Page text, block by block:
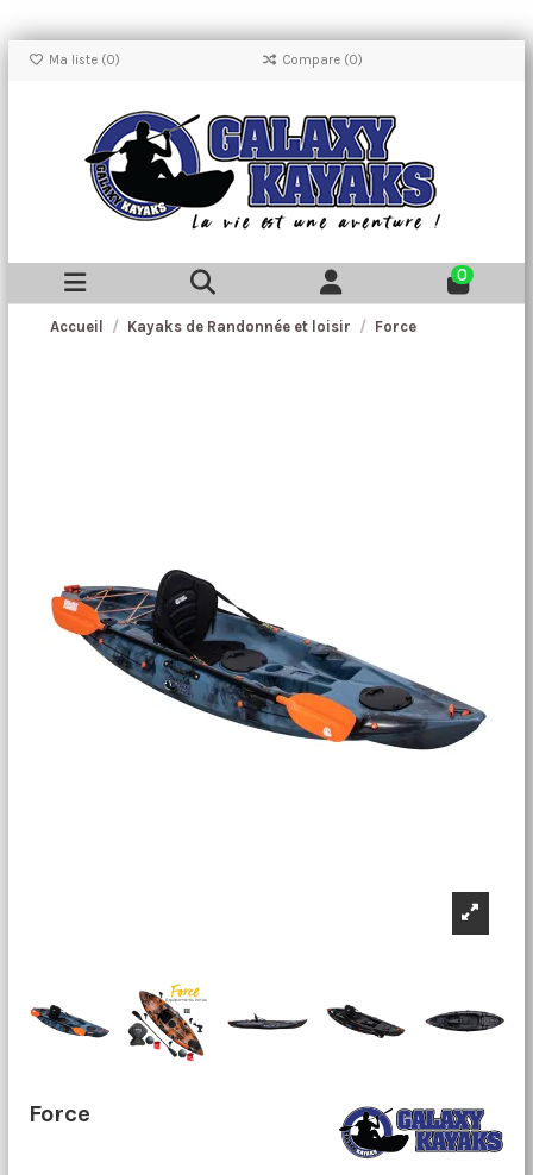
Ma liste (0) Compare (0)
0
Accueil Kayaks de Randonnée et loisir Force
Force